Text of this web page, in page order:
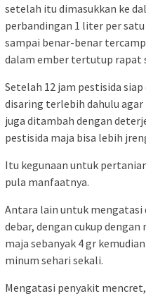
setelah itu dimasukkan ke
perbandingan 1 liter per
sampai benar-benar
dalam ember tertutup rapat
Setelah 12 jam pestisida
disaring terlebih dahulu
juga ditambah dengan
pestisida maja bisa lebih
Itu kegunaan untuk
pula manfaatnya.
Antara lain untuk
debar, dengan cukup
maja sebanyak 4 gr
minum sehari sekali.
Mengatasi penyakit